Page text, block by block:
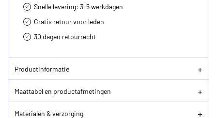
Snelle levering: 3-5 werkdagen
Gratis retour voor leden
30 dagen retourrecht­
Productinformatie
Maattabel en productafmetingen
Materialen & verzorging